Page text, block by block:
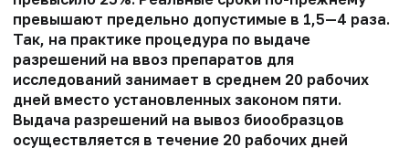
превышают предельно допустимые в 1,5—4 раза.
Так, на практике процедура по выдаче
разрешений на ввоз препаратов для
исследований занимает в среднем 20 рабочих
дней вместо установленных законом пяти.
Выдача разрешений на вывоз биообразцов
осуществляется в течение 20 рабочих дней